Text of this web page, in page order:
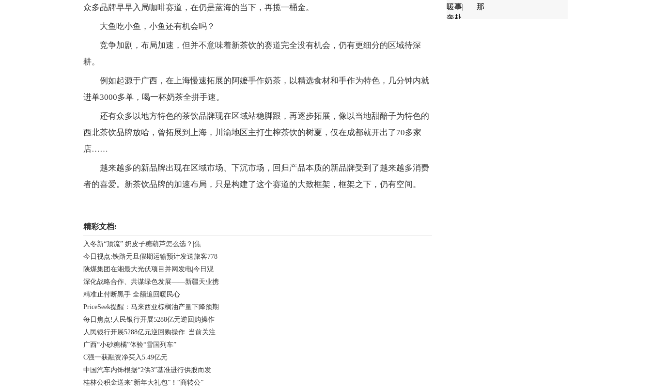
众多品牌早早入局咖啡赛道，在仍是蓝海的当下，再揽一桶金。
大鱼吃小鱼，小鱼还有机会吗？
竞争加剧，布局加速，但并不意味着新茶饮的赛道完全没有机会，仍有更细分的区域待深
耕。
例如起源于广西，在上海慢速拓展的阿嬷手作奶茶，以精选食材和手作为特色，几分钟内就
进单3000多单，喝一杯奶茶全拼手速。
还有众多以地方特色的茶饮品牌现在区域站稳脚跟，再逐步拓展，像以当地甜醅子为特色的
西北茶饮品牌放哈，曾拓展到上海，川渝地区主打生榨茶饮的树夏，仅在成都就开出了70多家
店……
越来越多的新品牌出现在区域市场、下沉市场，回归产品本质的新品牌受到了越来越多消费
者的喜爱。新茶饮品牌的加速布局，只是构建了这个赛道的大致框架，框架之下，仍有空间。
精彩文档:
入冬新“顶流” 奶皮子糖葫芦怎么选？|焦
今日视点:铁路元旦假期运输预计发送旅客778
陕煤集团在湘最大光伏项目并网发电|今日观
深化战略合作、共谋绿色发展——新疆天业携
精准止付断黑手 全额追回暖民心
PriceSeek提醒：马来西亚棕榈油产量下降预期
每日焦点!人民银行开展5288亿元逆回购操作
人民银行开展5288亿元逆回购操作_当前关注
广西“小砂糖橘”体验“雪国列车”
C强一获融资净买入5.49亿元
中国汽车内饰根据“2供3”基准进行供股而发
桂林公积金送来“新年大礼包”！“商转公”
那